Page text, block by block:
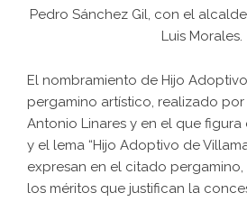
Pedro Sánchez Gil, con el
Luis Morales.
El nombramiento de Hijo
pergamino artístico, realizado
Antonio Linares y en el que
y el lema “Hijo Adoptivo de
expresan en el citado
los méritos que justifican la